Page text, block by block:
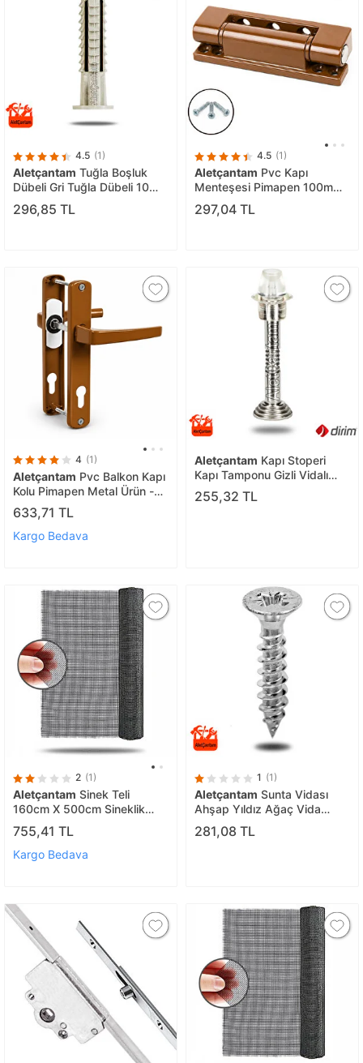
4.5 (1)
Aletçantam Tuğla Boşluk
Dübeli Gri Tuğla Dübeli 10
Mm - 100 Adet
296,85 TL
4.5 (1)
Aletçantam Pvc Kapı
Menteşesi Pimapen 100mm
Altınmeşe (plastik Değildir)
297,04 TL
4 (1)
Aletçantam Pvc Balkon Kapı
Kolu Pimapen Metal Ürün -
Altınmeşe Kahve
633,71 TL
Kargo Bedava
Aletçantam Kapı Stoperi
Kapı Tamponu Gizli Vidalı
Standart Boy 9 Cm
255,32 TL
2 (1)
Aletçantam Sinek Teli
160cm X 500cm Sineklik
Tülü Fiberglass (güneşe
Dayanıklı)
755,41 TL
Kargo Bedava
1 (1)
Aletçantam Sunta Vidası
Ahşap Yıldız Ağaç Vida
4x30 -100 Adet
281,08 TL